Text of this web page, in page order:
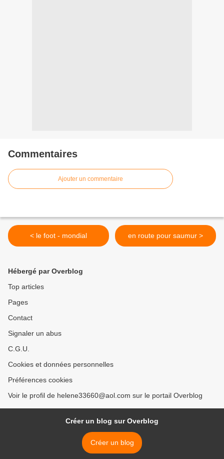
Commentaires
Ajouter un commentaire
< le foot - mondial en route pour saumur >
Hébergé par Overblog
Top articles
Pages
Contact
Signaler un abus
C.G.U.
Cookies et données personnelles
Préférences cookies
Voir le profil de helene33660@aol.com sur le portail Overblog
Créer un blog sur Overblog
Créer un blog